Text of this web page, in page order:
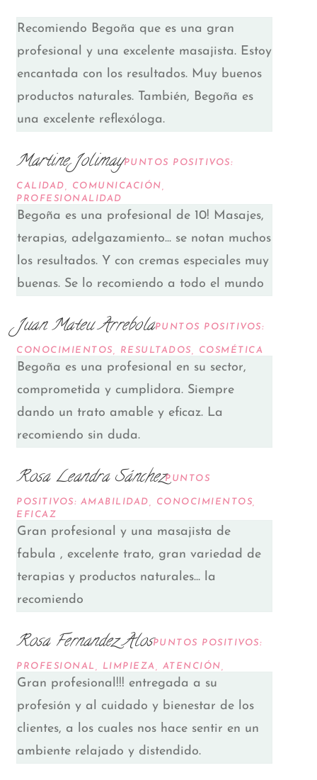
Recomiendo Begoña que es una gran
profesional y una excelente masajista. Estoy
encantada con los resultados. Muy buenos
productos naturales. También, Begoña es
una excelente reflexóloga.
Martine JolimayPUNTOS POSITIVOS:
CALIDAD, COMUNICACIÓN,
PROFESIONALIDAD
Begoña es una profesional de 10! Masajes,
terapias, adelgazamiento... se notan muchos
los resultados. Y con cremas especiales muy
buenas. Se lo recomiendo a todo el mundo
Juan Mateu ArrebolaPUNTOS POSITIVOS:
CONOCIMIENTOS, RESULTADOS, COSMÉTICA
Begoña es una profesional en su sector,
comprometida y cumplidora. Siempre
dando un trato amable y eficaz. La
recomiendo sin duda.
Rosa Leandra SánchezPUNTOS
POSITIVOS: AMABILIDAD, CONOCIMIENTOS,
EFICAZ
Gran profesional y una masajista de
fabula , excelente trato, gran variedad de
terapias y productos naturales... la
recomiendo
Rosa Fernandez AlosPUNTOS POSITIVOS:
PROFESIONAL, LIMPIEZA, ATENCIÓN,
Gran profesional!!! entregada a su
profesión y al cuidado y bienestar de los
clientes, a los cuales nos hace sentir en un
ambiente relajado y distendido.